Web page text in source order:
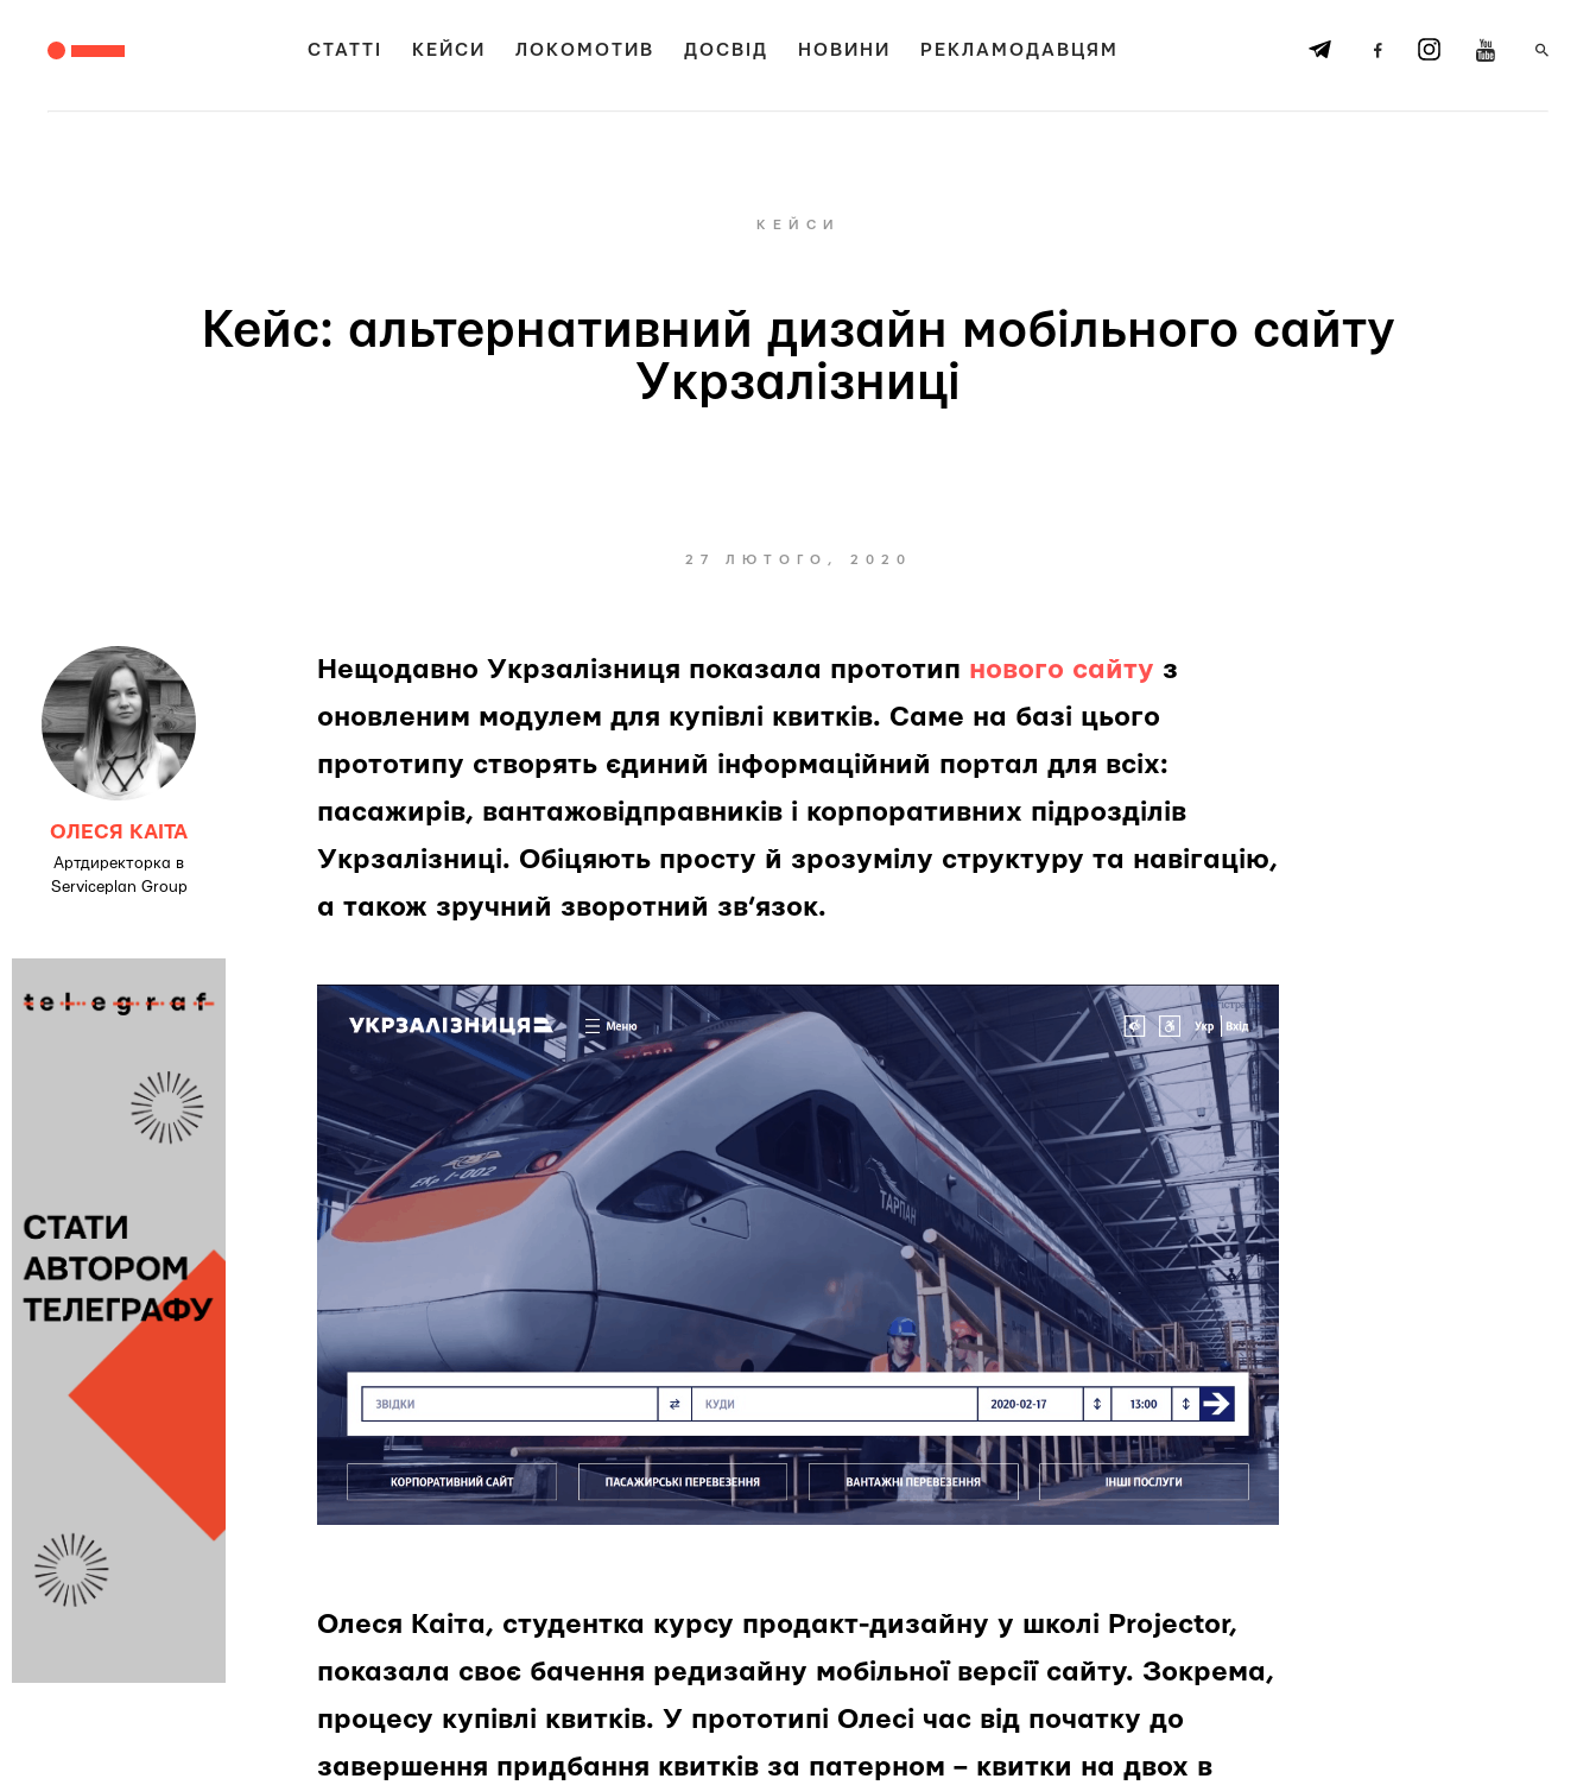
СТАТТІ КЕЙСИ ЛОКОМОТИВ ДОСВІД НОВИНИ РЕКЛАМОДАВЦЯМ
КЕЙСИ
Кейс: альтернативний дизайн мобільного сайту
Укрзалізниці
27 ЛЮТОГО, 2020
ОЛЕСЯ КАІТА
Артдиректорка в
Serviceplan Group
Нещодавно Укрзалізниця показала прототип нового сайту з
оновленим модулем для купівлі квитків. Саме на базі цього
прототипу створять єдиний інформаційний портал для всіх:
пасажирів, вантажовідправників і корпоративних підрозділів
Укрзалізниці. Обіцяють просту й зрозумілу структуру та навігацію,
а також зручний зворотний зв’язок.
Олеся Каіта, студентка курсу продакт-дизайну у школі Projector,
показала своє бачення редизайну мобільної версії сайту. Зокрема,
процесу купівлі квитків. У прототипі Олесі час від початку до
завершення придбання квитків за патерном – квитки на двох в